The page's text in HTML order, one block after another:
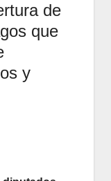
de
que
y